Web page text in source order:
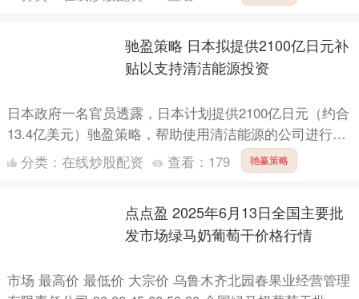
题，许多人的....
驰盈策略 日本拟提供2100亿日元补
贴以支持清洁能源投资
日本政府一名官员透露，日本计划提供2100亿日元（约合
13.4亿美元）驰盈策略，帮助使用清洁能源的公司进行投
资，以推动对可再生能源的需求，并刺激地区经济增长。
....
分类： 在线炒股配资 查看： 179 驰赢策略
点点盈 2025年6月13日全国主要批
发市场绿马奶葡萄干价格行情
市场 最高价 最低价 大宗价 乌鲁木齐北园春果业经营管理